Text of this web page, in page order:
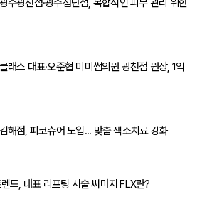
주광천점·광주첨단점, 복합적인 피부 관리 위한
래스 대표·오준협 미미썸의원 광천점 원장, 1억
해점, 피코슈어 도입... 맞춤 색소치료 강화
드, 대표 리프팅 시술 써마지 FLX란?